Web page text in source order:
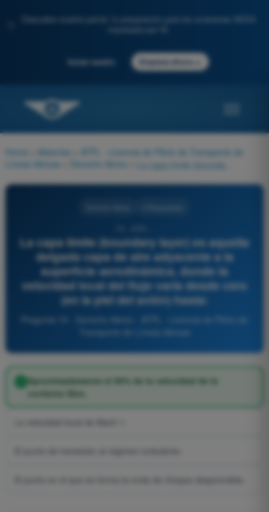
Descubre nuestro portal: tu preparación para los exámenes AESA
Iniciar sesión Empieza ahora
Home Materias
ATPL - Licencia de Piloto de Transporte de
Líneas Aéreas
Derecho Aéreo
La capa límite (boundary layer) es aquella
delgada capa de aire adyacente a la
superficie aerodinámica, donde la
velocidad local del flujo varía desde cero
(en la piel del avión) hasta:
Pregunta 79 - Derecho Aéreo - ATPL - Licencia de Piloto de
Aproximadamente el 99% de la velocidad de la
corriente libre.